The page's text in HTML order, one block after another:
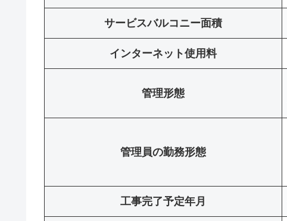
サービスバルコニー面積
インターネット使用料
管理形態
管理員の勤務形態
工事完了予定年月